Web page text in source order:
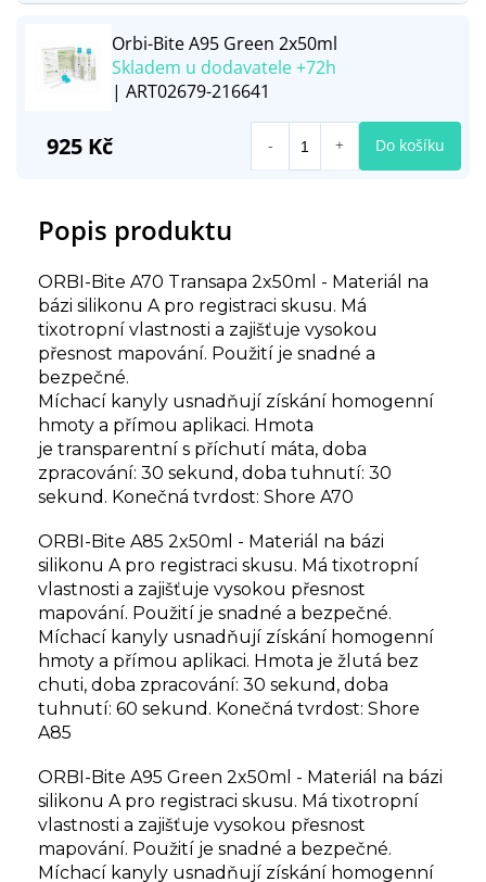
Popis produktu
ORBI-Bite A70 Transapa 2x50ml - Materiál na
bázi silikonu A pro registraci skusu. Má
tixotropní vlastnosti a zajišťuje vysokou
přesnost mapování. Použití je snadné a
bezpečné.
Míchací kanyly usnadňují získání homogenní
hmoty a přímou aplikaci. Hmota
je transparentní s příchutí máta, doba
zpracování: 30 sekund, doba tuhnutí: 30
sekund. Konečná tvrdost: Shore A70
ORBI-Bite A85 2x50ml - Materiál na bázi
silikonu A pro registraci skusu. Má tixotropní
vlastnosti a zajišťuje vysokou přesnost
mapování. Použití je snadné a bezpečné.
Míchací kanyly usnadňují získání homogenní
hmoty a přímou aplikaci. Hmota je žlutá bez
chuti, doba zpracování: 30 sekund, doba
tuhnutí: 60 sekund. Konečná tvrdost: Shore
A85
ORBI-Bite A95 Green 2x50ml - Materiál na bázi
silikonu A pro registraci skusu. Má tixotropní
vlastnosti a zajišťuje vysokou přesnost
mapování. Použití je snadné a bezpečné.
Míchací kanyly usnadňují získání homogenní
Orbi-Bite A95 Green 2x50ml
Skladem u dodavatele +72h
| ART02679-216641
925 Kč Do košíku